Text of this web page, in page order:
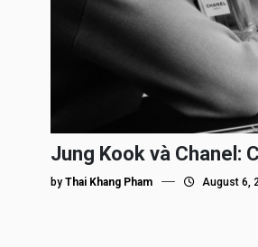
Jung Kook và Chanel:
by Thai Khang Pham August 6,